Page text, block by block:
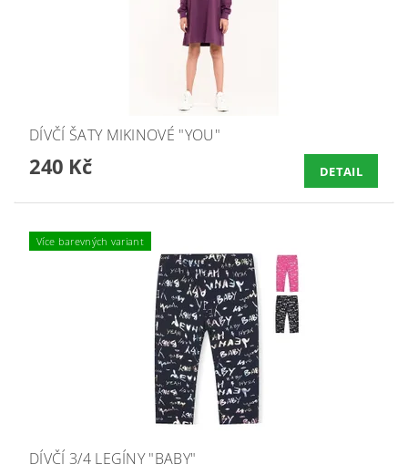
DÍVČÍ ŠATY MIKINOVÉ "YOU"
240 Kč DETAIL
Více barevných variant
DÍVČÍ 3/4 LEGÍNY "BABY"